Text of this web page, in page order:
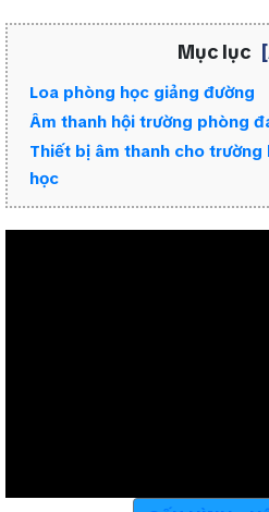
Mục lục
Loa phòng học giảng đường
Âm thanh hội trường phòng
Thiết bị âm thanh cho trường
học